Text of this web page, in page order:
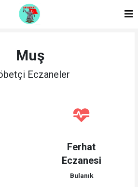
Muş
Eczaneler
Ferhat
Eczanesi
Bulanık